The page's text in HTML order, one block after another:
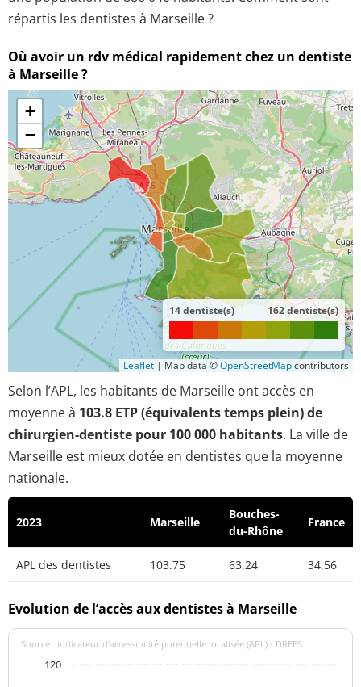
répartis les dentistes à Marseille ?
Où avoir un rdv médical rapidement chez un dentiste
à Marseille ?
+
−
14 dentiste(s) 162 dentiste(s)
Leaflet | Map data ©OpenStreetMapcontributors
Selon l’APL, les habitants de Marseille ont accès en
moyenne à 103.8 ETP (équivalents temps plein) de
chirurgien-dentiste pour 100 000 habitants. La ville de
Marseille est mieux dotée en dentistes que la moyenne
nationale.
2023 Marseille
Bouches-
du-Rhône
France
APL des dentistes 103.75 63.24 34.56
Evolution de l’accès aux dentistes à Marseille
Source : indicateur d’accessibilité potentielle localisée (APL) - DREES
120